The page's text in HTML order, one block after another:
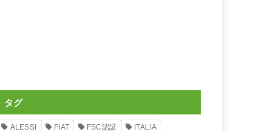
タグ
ALESSI FIAT FSC認証
ITALIA